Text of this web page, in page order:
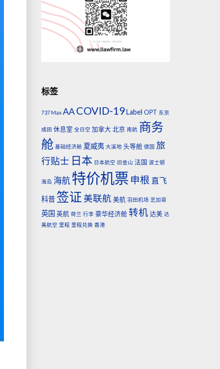
标签
737 Max AA COVID-19 Label OPT 东京
成田 休息室 全日空 加拿大 北京 南航 商务
舱 基础经济舱 夏威夷 大溪地 头等舱 德国 旅
行贴士 日本 日本航空 旧金山 法国 波士顿
海岛 海航 特价机票 申根 直飞
科普 签证 美联航 美航 羽田机场 芝加哥
英国 英航 荷兰 行李 豪华经济舱 转机 达美 达
美航空 里程 里程兑换 香港